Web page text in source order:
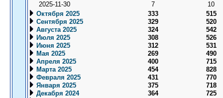
2025-11-30
7
10
Октября 2025
333
515
Сентября 2025
329
520
Августа 2025
324
542
Июля 2025
308
526
Июня 2025
312
531
Мая 2025
269
490
Апреля 2025
400
715
Марта 2025
454
828
Февраля 2025
431
770
Января 2025
375
718
Декабря 2024
364
725